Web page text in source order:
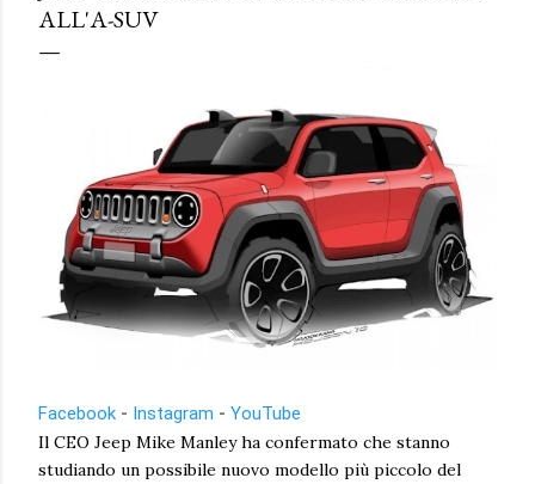
ALL'A-SUV
Facebook - Instagram - YouTube
Il CEO Jeep Mike Manley ha confermato che stanno
studiando un possibile nuovo modello più piccolo del